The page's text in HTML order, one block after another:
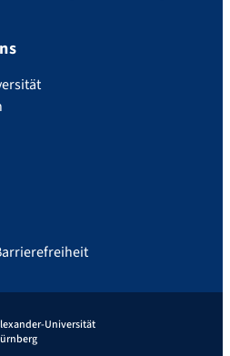
Universität